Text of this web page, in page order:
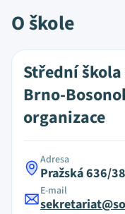
O škole
Střední
Brno-
organizace
Adresa
Pražská 636/
E-mail